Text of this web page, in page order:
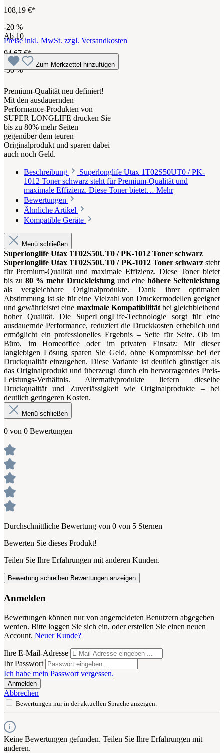
108,19 €*
-20 %
Ab10
94,67 €*
-30%
Preise inkl. MwSt. zzgl. Versandkosten
Zum Merkzettel hinzufügen
Premium-Qualität neu definiert!
Mit den ausdauernden
Performance-Produkten von
SUPER LONGLIFE drucken Sie
bis zu 80% mehr Seiten
gegenüber dem teuren
Originalprodukt und sparen dabei
auch noch Geld.
Beschreibung
Superlonglife Utax 1T02S50UT0 / PK-
1012 Toner schwarz steht für Premium-Qualität und
maximale Effizienz. Diese Toner bietet… Mehr
Bewertungen
Ähnliche Artikel
Kompatible Geräte
Menü schließen
Superlonglife Utax 1T02S50UT0 / PK-1012 Toner schwarz
Superlonglife Utax 1T02S50UT0 / PK-1012 Toner schwarzsteht
für Premium-Qualität und maximale Effizienz. Diese Toner bietet
bis zu 80 % mehr Druckleistung und eine höhere Seitenleistung
als vergleichbare Originalprodukte. Dank ihrer optimalen
Abstimmung ist sie für eine Vielzahl von Druckermodellen geeignet
und gewährleistet eine maximale Kompatibilitätbei gleichbleibend
hoher Qualität. Die SuperLongLife-Technologie sorgt für eine
ausdauernde Performance, reduziert die Druckkosten erheblich und
ermöglicht ein professionelles Ergebnis – Seite für Seite. Ob im
Büro, im Homeoffice oder im privaten Einsatz: Mit dieser
langlebigen Lösung sparen Sie Geld, ohne Kompromisse bei der
Druckqualität einzugehen. Diese Variante ist deutlich günstiger als
das Originalprodukt und überzeugt durch ein hervorragendes Preis-
Leistungs-Verhältnis. Alternativprodukte liefern dieselbe
Druckqualität und Zuverlässigkeit wie Originalprodukte – bei
deutlich geringeren Kosten.
Menü schließen
0 von 0 Bewertungen
Durchschnittliche Bewertung von 0 von 5 Sternen
Bewerten Sie dieses Produkt!
Teilen Sie Ihre Erfahrungen mit anderen Kunden.
Bewertung schreiben Bewertungen anzeigen
Anmelden
Bewertungen können nur von angemeldeten Benutzern abgegeben
werden. Bitte loggen Sie sich ein, oder erstellen Sie einen neuen
Account. Neuer Kunde?
Ihre E-Mail-Adresse
Ihr Passwort
Ich habe mein Passwort vergessen.
Anmelden
Abbrechen
Bewertungen nur in der aktuellen Sprache anzeigen.
Keine Bewertungen gefunden. Teilen Sie Ihre Erfahrungen mit
anderen.